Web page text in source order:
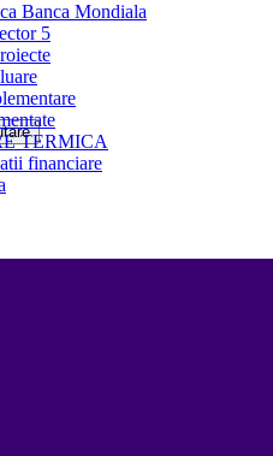
Banca Mondiala
5
TERMICA
financiare